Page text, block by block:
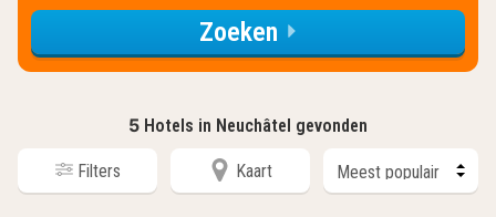
Zoeken
5 Hotels in Neuchâtel gevonden
Filters Kaart